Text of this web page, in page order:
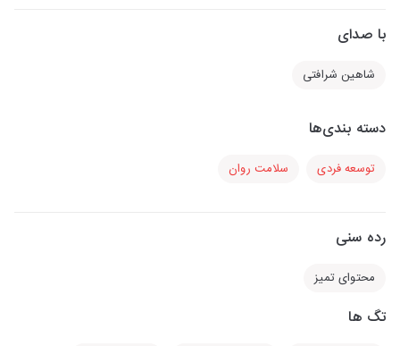
با صدای
شاهین شرافتی
دسته بندی‌ها
توسعه فردی سلامت روان
رده سنی
محتوای تمیز
تگ ها